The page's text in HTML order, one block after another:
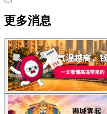
更多消息